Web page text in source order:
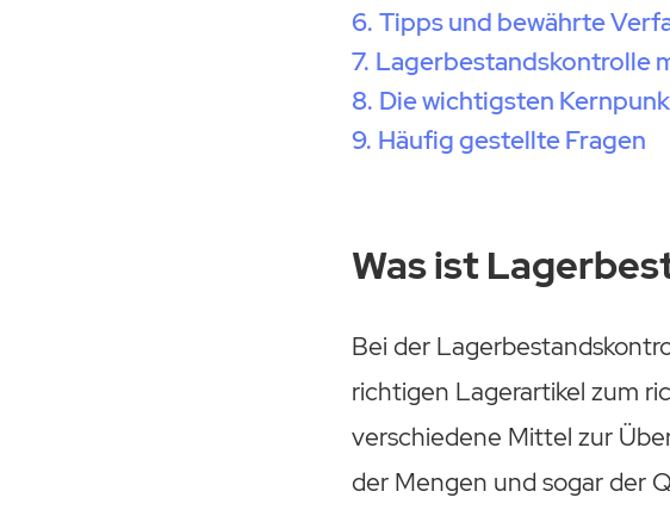
Tipps und bewährte
Lagerbestandskontrolle
Die wichtigsten
Häufig gestellte Fragen
Was ist
Bei der
richtigen Lagerartikel zum
verschiedene Mittel zur
der Mengen und sogar der